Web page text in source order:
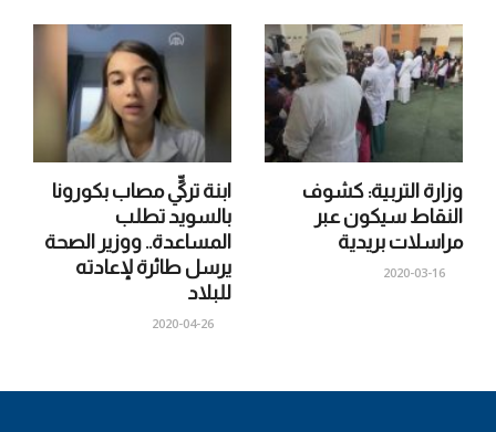
ابنة تركيٍّ مصاب بكورونا
بالسويد تطلب
المساعدة.. ووزير الصحة
يرسل طائرة لإعادته
للبلاد
2020-04-26
وزارة التربية: كشوف
النقاط سيكون عبر
مراسلات بريدية
2020-03-16